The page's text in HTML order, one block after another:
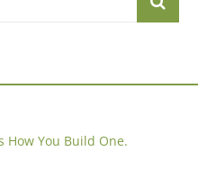
How You Build One.